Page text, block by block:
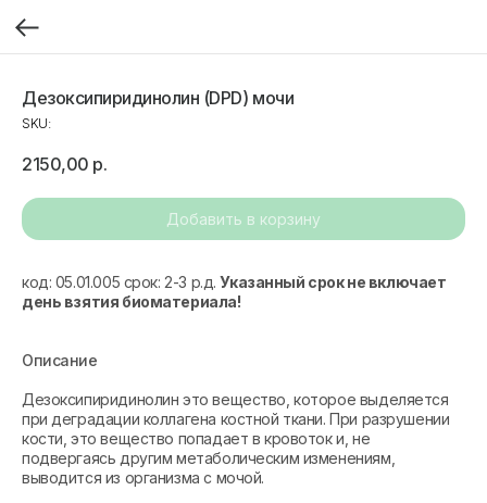
Дезоксипиридинолин (DPD) мочи
SKU:
2150,00 р.
Добавить в корзину
код: 05.01.005 срок: 2-3 р.д.Указанный срок не включает
день взятия биоматериала!
Описание
Дезоксипиридинолин это вещество, которое выделяется
при деградации коллагена костной ткани. При разрушении
кости, это вещество попадает в кровоток и, не
подвергаясь другим метаболическим изменениям,
выводится из организма с мочой.